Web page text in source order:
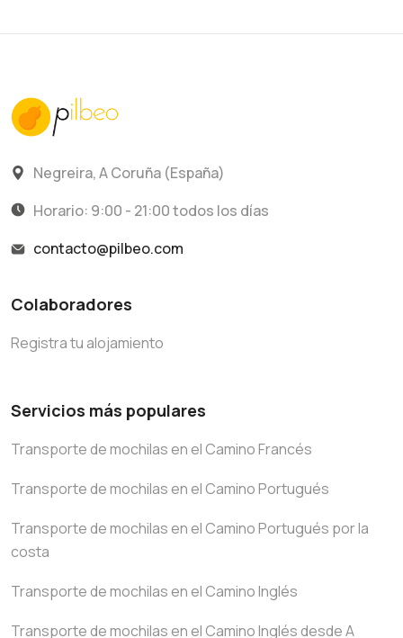
Negreira, A Coruña (España)
Horario: 9:00 - 21:00 todos los días
contacto@pilbeo.com
Colaboradores
Registra tu alojamiento
Servicios más populares
Transporte de mochilas en el Camino Francés
Transporte de mochilas en el Camino Portugués
Transporte de mochilas en el Camino Portugués por la
costa
Transporte de mochilas en el Camino Inglés
Transporte de mochilas en el Camino Inglés desde A